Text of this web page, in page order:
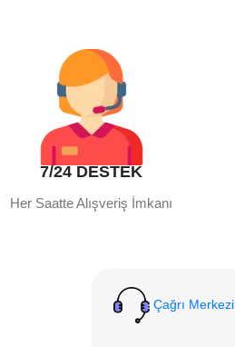
7/24 DESTEK
Her Saatte Alışveriş İmkanı
Çağrı Merkezi